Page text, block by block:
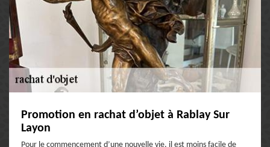
Promotion en rachat d’objet à Rablay Sur
Layon
Pour le commencement d’une nouvelle vie, il est moins facile de